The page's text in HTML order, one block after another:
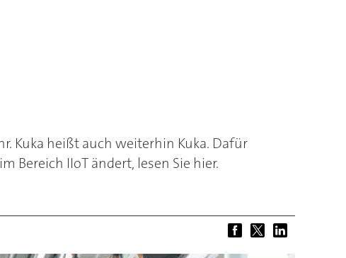
Kuka heißt auch weiterhin Kuka. Dafür
Bereich IIoT ändert, lesen Sie hier.